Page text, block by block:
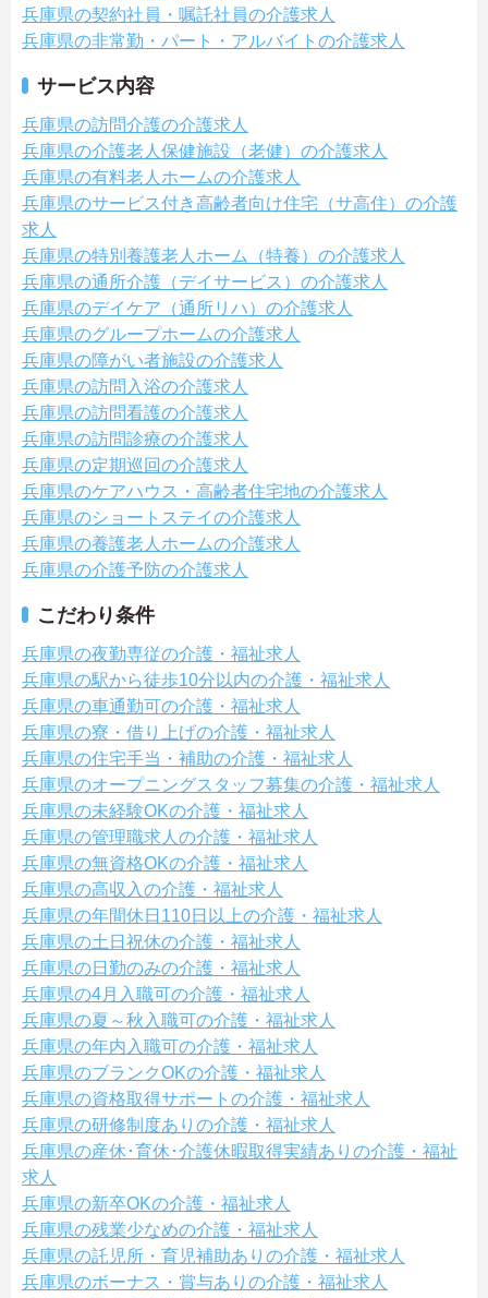
兵庫県の契約社員・嘱託社員の介護求人
兵庫県の非常勤・パート・アルバイトの介護求人
サービス内容
兵庫県の訪問介護の介護求人
兵庫県の介護老人保健施設（老健）の介護求人
兵庫県の有料老人ホームの介護求人
兵庫県のサービス付き高齢者向け住宅（サ高住）の介護
求人
兵庫県の特別養護老人ホーム（特養）の介護求人
兵庫県の通所介護（デイサービス）の介護求人
兵庫県のデイケア（通所リハ）の介護求人
兵庫県のグループホームの介護求人
兵庫県の障がい者施設の介護求人
兵庫県の訪問入浴の介護求人
兵庫県の訪問看護の介護求人
兵庫県の訪問診療の介護求人
兵庫県の定期巡回の介護求人
兵庫県のケアハウス・高齢者住宅地の介護求人
兵庫県のショートステイの介護求人
兵庫県の養護老人ホームの介護求人
兵庫県の介護予防の介護求人
こだわり条件
兵庫県の夜勤専従の介護・福祉求人
兵庫県の駅から徒歩10分以内の介護・福祉求人
兵庫県の車通勤可の介護・福祉求人
兵庫県の寮・借り上げの介護・福祉求人
兵庫県の住宅手当・補助の介護・福祉求人
兵庫県のオープニングスタッフ募集の介護・福祉求人
兵庫県の未経験OKの介護・福祉求人
兵庫県の管理職求人の介護・福祉求人
兵庫県の無資格OKの介護・福祉求人
兵庫県の高収入の介護・福祉求人
兵庫県の年間休日110日以上の介護・福祉求人
兵庫県の土日祝休の介護・福祉求人
兵庫県の日勤のみの介護・福祉求人
兵庫県の4月入職可の介護・福祉求人
兵庫県の夏～秋入職可の介護・福祉求人
兵庫県の年内入職可の介護・福祉求人
兵庫県のブランクOKの介護・福祉求人
兵庫県の資格取得サポートの介護・福祉求人
兵庫県の研修制度ありの介護・福祉求人
兵庫県の産休･育休･介護休暇取得実績ありの介護・福祉
求人
兵庫県の新卒OKの介護・福祉求人
兵庫県の残業少なめの介護・福祉求人
兵庫県の託児所・育児補助ありの介護・福祉求人
兵庫県のボーナス・賞与ありの介護・福祉求人